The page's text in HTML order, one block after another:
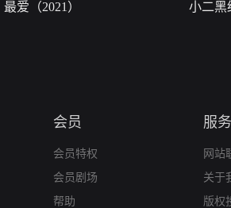
最爱（2021） 小二黑
会员
会员特权
会员剧场
帮助
服务
网站
关于
版权